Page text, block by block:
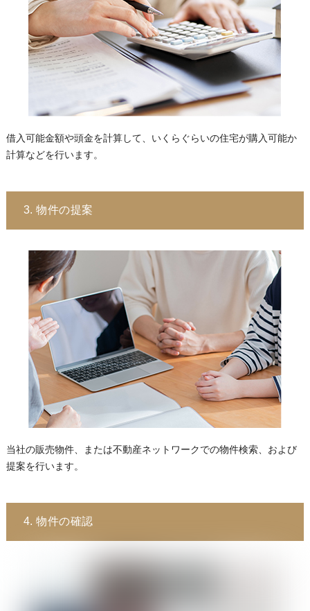
借入可能金額や頭金を計算して、いくらぐらいの住宅が購入可能か
計算などを行います。
3. 物件の提案
当社の販売物件、または不動産ネットワークでの物件検索、および
提案を行います。
4. 物件の確認